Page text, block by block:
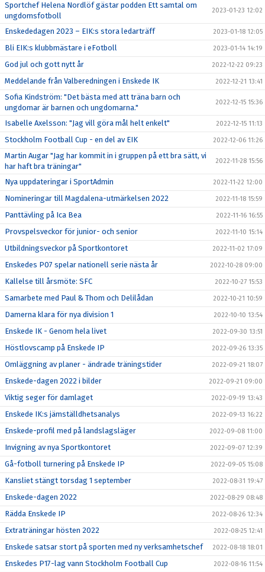
Sportchef Helena Nordlöf gästar podden Ett samtal om
ungdomsfotboll
2023-01-23 12:02
Enskededagen 2023 – EIK:s stora ledarträff 2023-01-18 12:05
Bli EIK:s klubbmästare i eFotboll 2023-01-14 14:19
God jul och gott nytt år 2022-12-22 09:23
Meddelande från Valberedningen i Enskede IK 2022-12-21 13:41
Sofia Kindström: "Det bästa med att träna barn och
ungdomar är barnen och ungdomarna."
2022-12-15 15:36
Isabelle Axelsson: "Jag vill göra mål helt enkelt" 2022-12-15 11:13
Stockholm Football Cup - en del av EIK 2022-12-06 11:26
Martin Augar "Jag har kommit in i gruppen på ett bra sätt, vi
har haft bra träningar"
2022-11-28 15:56
Nya uppdateringar i SportAdmin 2022-11-22 12:00
Nomineringar till Magdalena-utmärkelsen 2022 2022-11-18 15:59
Panttävling på Ica Bea 2022-11-16 16:55
Provspelsveckor för junior- och senior 2022-11-10 15:14
Utbildningsveckor på Sportkontoret 2022-11-02 17:09
Enskedes P07 spelar nationell serie nästa år 2022-10-28 09:00
Kallelse till årsmöte: SFC 2022-10-27 15:53
Samarbete med Paul & Thom och Delilådan 2022-10-21 10:59
Damerna klara för nya division 1 2022-10-10 13:54
Enskede IK - Genom hela livet 2022-09-30 13:51
Höstlovscamp på Enskede IP 2022-09-26 13:35
Omläggning av planer - ändrade träningstider 2022-09-21 18:07
Enskede-dagen 2022 i bilder 2022-09-21 09:00
Viktig seger för damlaget 2022-09-19 13:43
Enskede IK:s jämställdhetsanalys 2022-09-13 16:22
Enskede-profil med på landslagsläger 2022-09-08 11:00
Invigning av nya Sportkontoret 2022-09-07 12:39
Gå-fotboll turnering på Enskede IP 2022-09-05 15:08
Kansliet stängt torsdag 1 september 2022-08-31 19:47
Enskede-dagen 2022 2022-08-29 08:48
Rädda Enskede IP 2022-08-26 12:34
Extraträningar hösten 2022 2022-08-25 12:41
Enskede satsar stort på sporten med ny verksamhetschef 2022-08-18 18:01
Enskedes P17-lag vann Stockholm Football Cup 2022-08-16 11:54